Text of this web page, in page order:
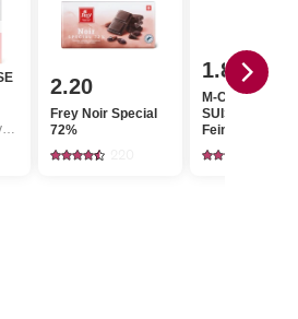
Angebot gilt nur vom 6.8. bis 12.8.2026, solange Vorrat.
2.20
Frey Noir Special
72%
1.80
M-Classic IP-
SUISSE Cristal
Feinkristall-